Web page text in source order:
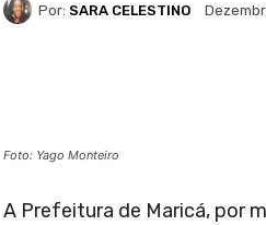
Por: SARA CELESTINO
Foto: Yago Monteiro
A Prefeitura de Maricá, por